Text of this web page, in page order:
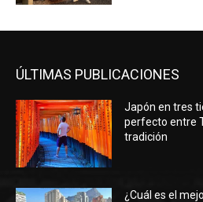
ÚLTIMAS PUBLICACIONES
Japón en tres
perfecto entre
tradición
¿Cuál es el